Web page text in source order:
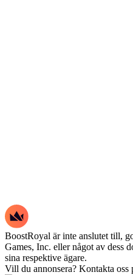
BoostRoyal är inte anslutet till,
Games, Inc. eller något av dess
sina respektive ägare.
Vill du annonsera? Kontakta oss